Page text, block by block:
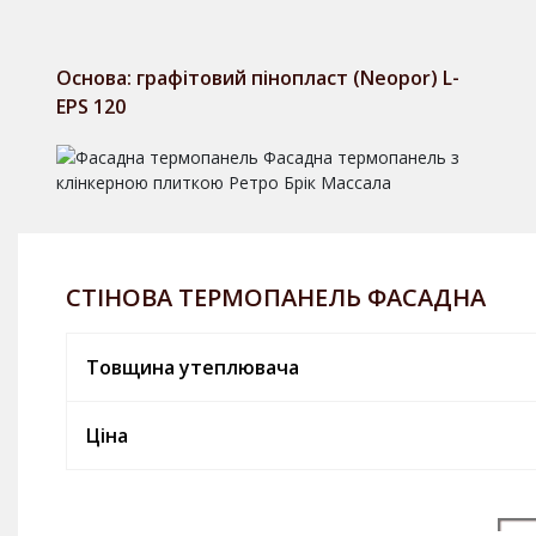
Основа: графітовий пінопласт (Neopor) L-
EPS 120
СТІНОВА ТЕРМОПАНЕЛЬ ФАСАДНА
Товщина утеплювача
Ціна